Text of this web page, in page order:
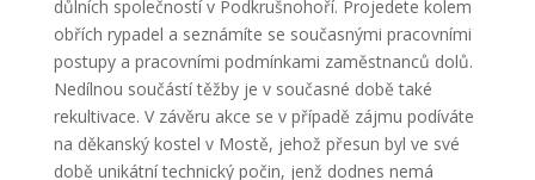
důlních společností v Podkrušnohoří. Projedete kolem
obřích rypadel a seznámíte se současnými pracovními
postupy a pracovními podmínkami zaměstnanců dolů.
Nedílnou součástí těžby je v současné době také
rekultivace. V závěru akce se v případě zájmu podíváte
na děkanský kostel v Mostě, jehož přesun byl ve své
době unikátní technický počin, jenž dodnes nemá